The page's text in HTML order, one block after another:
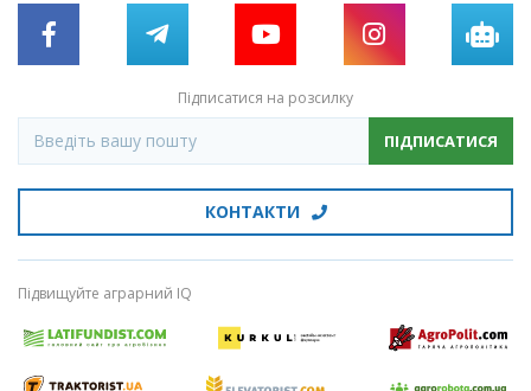
Підписатися на розсилку
ПІДПИСАТИСЯ
КОНТАКТИ
Підвищуйте аграрний IQ